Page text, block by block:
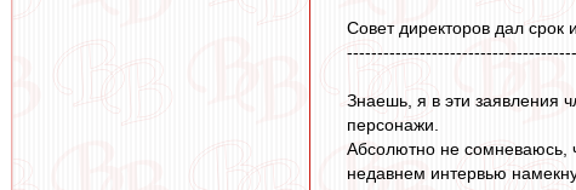
Совет директоров дал срок
Знаешь, я в эти заявления
персонажи.
Абсолютно не сомневаюсь,
недавнем интервью